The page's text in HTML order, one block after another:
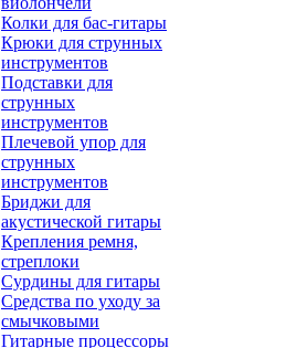
Колки для бас-гитары
Крюки для струнных
инструментов
Подставки для
струнных
инструментов
Плечевой упор для
струнных
инструментов
Бриджи для
акустической гитары
Крепления ремня,
стреплоки
Сурдины для гитары
Средства по уходу за
смычковыми
Гитарные процессоры